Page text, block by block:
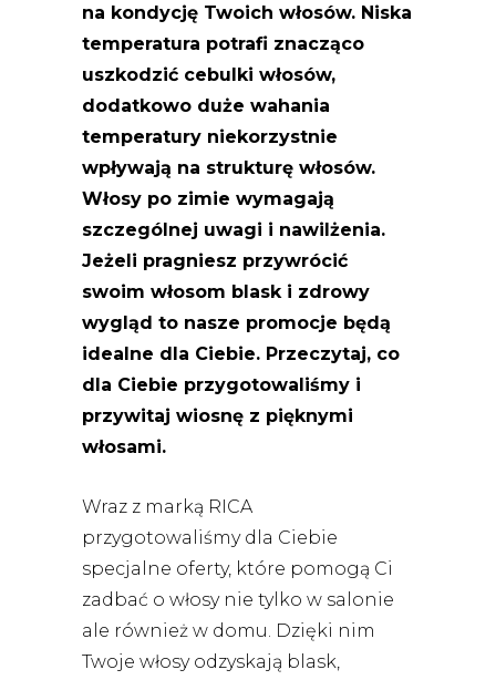
na kondycję Twoich włosów. Niska
temperatura potrafi znacząco
uszkodzić cebulki włosów,
dodatkowo duże wahania
temperatury niekorzystnie
wpływają na strukturę włosów.
Włosy po zimie wymagają
szczególnej uwagi i nawilżenia.
Jeżeli pragniesz przywrócić
swoim włosom blask i zdrowy
wygląd to nasze promocje będą
idealne dla Ciebie. Przeczytaj, co
dla Ciebie przygotowaliśmy i
przywitaj wiosnę z pięknymi
włosami.
Wraz z marką RICA
przygotowaliśmy dla Ciebie
specjalne oferty, które pomogą Ci
zadbać o włosy nie tylko w salonie
ale również w domu. Dzięki nim
Twoje włosy odzyskają blask,